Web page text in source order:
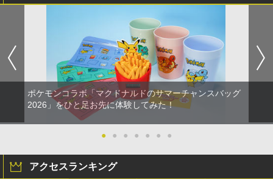
ポケモンコラボ「マクドナルドのサマーチャンスバッグ
2026」をひと足お先に体験してみた！
● ● ● ● ● ● ●
アクセスランキング